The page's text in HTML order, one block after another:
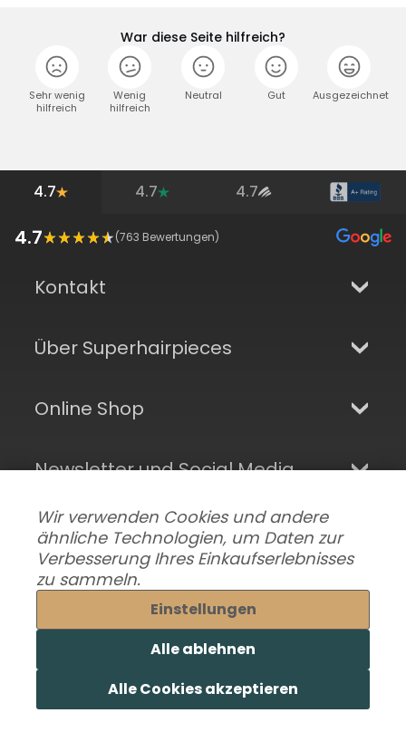
War diese Seite hilfreich?
Sehr wenig
hilfreich
Wenig
hilfreich
Neutral Gut Ausgezeichnet
4.7 4.7 4.7
4.7 (763 Bewertungen)
Kontakt
Über Superhairpieces
Online Shop
Newsletter und Social Media
© 2026 Superhairpieces.de
Datenschutzeinstellungen ändern
Impressum | AGB
Wir verwenden Cookies und andere
ähnliche Technologien, um Daten zur
Verbesserung Ihres Einkaufserlebnisses
zu sammeln.
Einstellungen
Alle ablehnen
Alle Cookies akzeptieren